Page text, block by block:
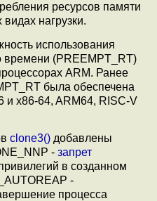
ресурсов памяти
нагрузки.
использования
времени (PREEMPT_RT)
ARM. Ранее
была обеспечена
и x86-64, ARM64, RISC-V
clone3() добавлены
- запрет
в созданном
-
процесса